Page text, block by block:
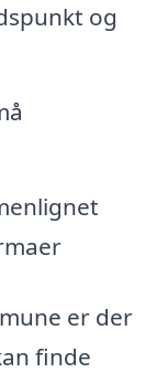
og
er der
finde